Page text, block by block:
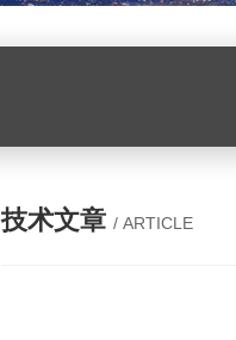
技术文章 / ARTICLE